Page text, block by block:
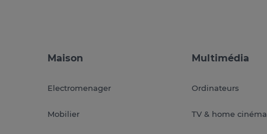
Maison
Electromenager
Mobilier
Multimédia
Ordinateurs
TV & home cinéma